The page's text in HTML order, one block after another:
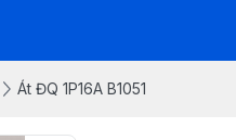
Át ĐQ 1P16A B1051